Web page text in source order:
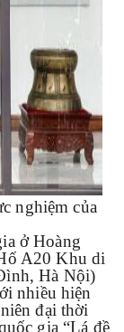
nghiệm của
ở Hoàng
A20 Khu di
Hà Nội)
nhiều hiện
đại thời
gia “Lá đề